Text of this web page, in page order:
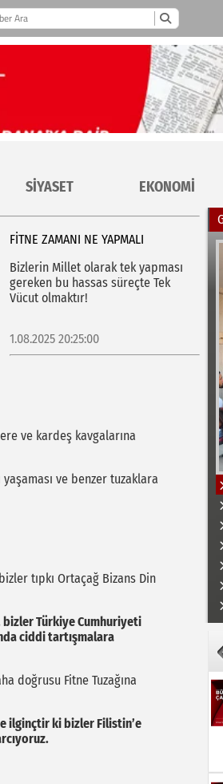
SİYASET EKONOMİ
FİTNE ZAMANI NE YAPMALI
Bizlerin Millet olarak tek yapması
gereken bu hassas süreçte Tek
Vücut olmaktır!
1.08.2025 20:25:00
ve kardeş kavgalarına
ve benzer tuzaklara
tıpkı Ortaçağ Bizans Din
Türkiye Cumhuriyeti
ciddi tartışmalara
doğrusu Fitne Tuzağına
ilginçtir ki bizler Filistin’e